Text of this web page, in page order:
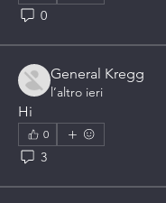
0
General Kregg
l’altro ieri
Hi
0
3